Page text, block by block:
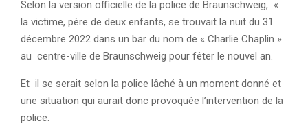
Selon la version officielle de la police de Braunschweig, «
la victime, père de deux enfants, se trouvait la nuit du 31
décembre 2022 dans un bar du nom de « Charlie Chaplin »
au centre-ville de Braunschweig pour fêter le nouvel an.
Et il se serait selon la police lâché à un moment donné et
une situation qui aurait donc provoquée l’intervention de la
police.